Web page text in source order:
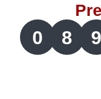
Lotería de
Lotería del
0 8 9